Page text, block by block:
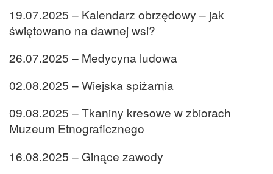
19.07.2025 – Kalendarz obrzędowy – jak
świętowano na dawnej wsi?
26.07.2025 – Medycyna ludowa
02.08.2025 – Wiejska spiżarnia
09.08.2025 – Tkaniny kresowe w zbiorach
Muzeum Etnograficznego
16.08.2025 – Ginące zawody